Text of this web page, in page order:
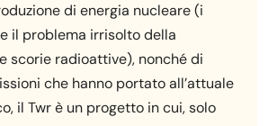
di energia nucleare (i
il problema irrisolto della
scorie radioattive), nonché di
che hanno portato all’attuale
il Twr è un progetto in cui, solo